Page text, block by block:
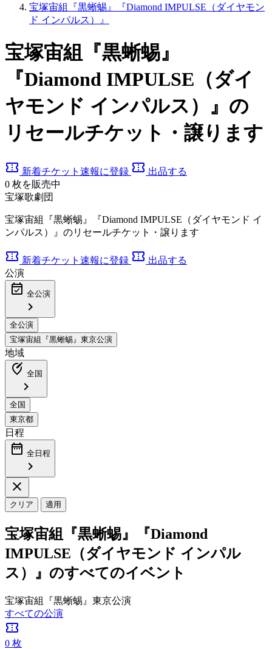
宝塚宙組『黒蜥蜴』『Diamond IMPULSE（ダイヤモン
ド インパルス）』
宝塚宙組『黒蜥蜴』
『Diamond IMPULSE（ダイ
ヤモンド インパルス）』の
リセールチケット・譲ります
confirmation_number 新着チケット速報に登録 confirmation_number 出品する
0 枚を販売中
宝塚歌劇団
宝塚宙組『黒蜥蜴』『Diamond IMPULSE（ダイヤモンド イ
ンパルス）』のリセールチケット・譲ります
confirmation_number 新着チケット速報に登録 confirmation_number 出品する
公演
event_available 全公演
chevron_right
地域
edit_location_alt 全国
chevron_right
日程
date_range 全日程
chevron_right
close
クリア 適用
宝塚宙組『黒蜥蜴』『Diamond
IMPULSE（ダイヤモンド インパル
ス）』のすべてのイベント
宝塚宙組『黒蜥蜴』東京公演
すべての公演
confirmation_number
0 枚